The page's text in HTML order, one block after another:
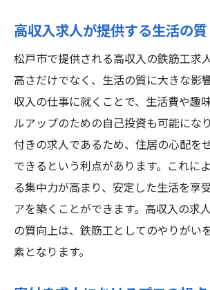
高収入求人が提供する生活の質
松戸市で提供される高収入の鉄筋工求
高さだけでなく、生活の質に大きな影
収入の仕事に就くことで、生活費や趣
ルアップのための自己投資も可能にな
付きの求人であるため、住居の心配を
できるという利点があります。これに
る集中力が高まり、安定した生活を享
アを築くことができます。高収入の求
の質向上は、鉄筋工としてのやりがい
素となります。